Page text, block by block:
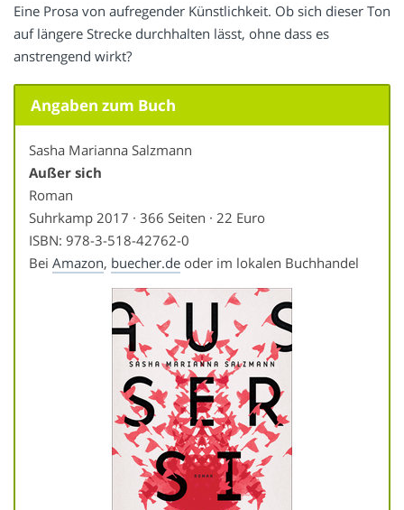
Eine Prosa von aufregender Künstlichkeit. Ob sich dieser Ton
auf längere Strecke durchhalten lässt, ohne dass es
anstrengend wirkt?
Angaben zum Buch
Sasha Marianna Salzmann
Außer sich
Roman
Suhrkamp 2017 · 366 Seiten · 22 Euro
ISBN: 978-3-518-42762-0
Bei Amazon, buecher.de oder im lokalen Buchhandel